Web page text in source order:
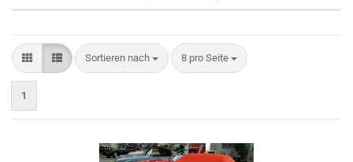
Sortieren nach 8 pro Seite
1